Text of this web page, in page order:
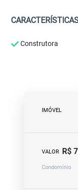
Construtora
IMÓVEL
VALOR R$
Condomínio